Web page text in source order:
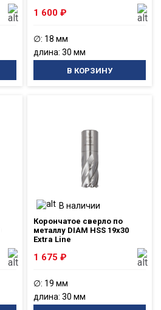
1 600₽
∅: 18 мм
длина: 30 мм
В КОРЗИНУ
В наличии
Корончатое сверло по
металлу DIAM HSS 19x30
Extra Line
1 675₽
∅: 19 мм
длина: 30 мм